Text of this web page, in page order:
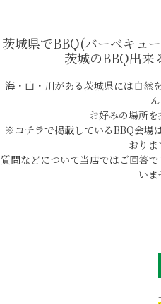
twitter
茨城県でBBQ(バーベキュ
茨城のBBQ出来
海・山・川がある茨城県には自然
お好みの場所を
※コチラで掲載しているBBQ会場
おりま
質問などについて当店ではご回答
いま